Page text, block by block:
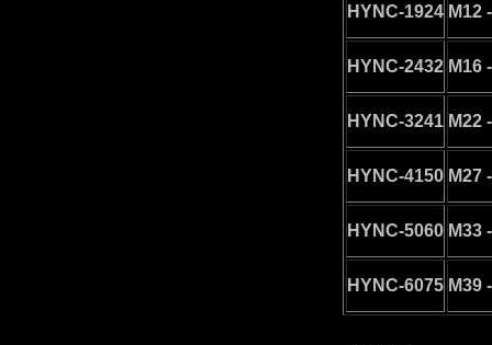
HYNC-1924 M12
HYNC-2432 M16
HYNC-3241 M22
HYNC-4150 M27
HYNC-5060 M33
HYNC-6075 M39